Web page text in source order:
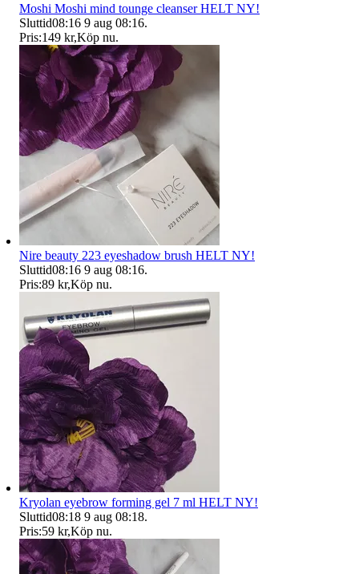
Moshi Moshi mind tounge cleanser HELT NY!
Sluttid08:16 9 aug 08:16.
Pris:149 kr,Köp nu.
Nire beauty 223 eyeshadow brush HELT NY!
Sluttid08:16 9 aug 08:16.
Pris:89 kr,Köp nu.
Kryolan eyebrow forming gel 7 ml HELT NY!
Sluttid08:18 9 aug 08:18.
Pris:59 kr,Köp nu.